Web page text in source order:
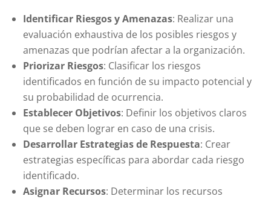
Identificar Riesgos y Amenazas: Realizar una
evaluación exhaustiva de los posibles riesgos y
amenazas que podrían afectar a la organización.
Priorizar Riesgos: Clasificar los riesgos
identificados en función de su impacto potencial y
su probabilidad de ocurrencia.
Establecer Objetivos: Definir los objetivos claros
que se deben lograr en caso de una crisis.
Desarrollar Estrategias de Respuesta: Crear
estrategias específicas para abordar cada riesgo
identificado.
Asignar Recursos: Determinar los recursos